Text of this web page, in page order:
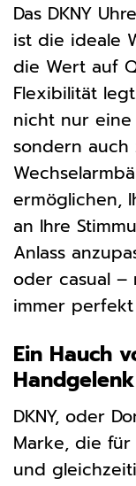
Das DKNY
ist die ideale
die Wert auf
Flexibilität
nicht nur eine
sondern auch
ermöglichen,
an Ihre
Anlass
oder casual –
immer
Ein Hauch
Handgelenk
DKNY, oder
Marke, die
und